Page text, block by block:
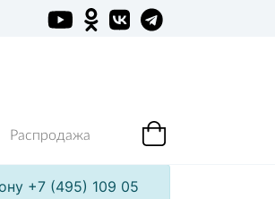
Распродажа
+7 (495) 109 05